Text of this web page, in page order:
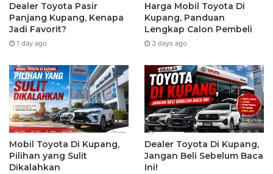
Dealer Toyota Pasir
Panjang Kupang, Kenapa
Jadi Favorit?
1 day ago
Harga Mobil Toyota Di
Kupang, Panduan
Lengkap Calon Pembeli
3 days ago
Mobil Toyota Di Kupang,
Pilihan yang Sulit
Dikalahkan
Dealer Toyota Di Kupang,
Jangan Beli Sebelum Baca
Ini!